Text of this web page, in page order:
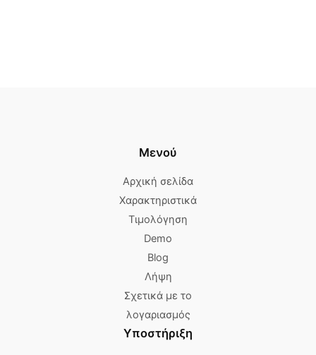
Μενού
Αρχική σελίδα
Χαρακτηριστικά
Τιμολόγηση
Demo
Blog
Λήψη
Σχετικά με το
λογαριασμός
Υποστήριξη